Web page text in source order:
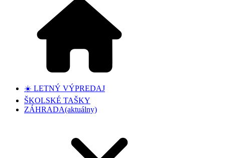
☀️ LETNÝ VÝPREDAJ
ŠKOLSKÉ TAŠKY
ZÁHRADA(aktuálny)